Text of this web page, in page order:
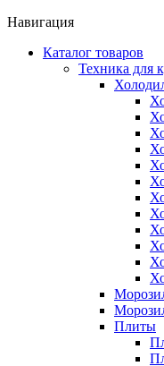
Навигация
Каталог товаров
Техника для
Плиты